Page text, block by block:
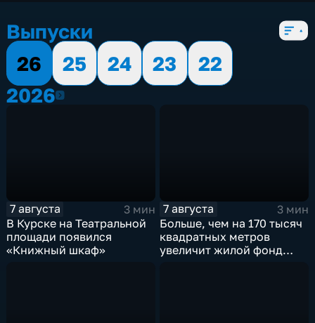
Выпуски
26
25 24 23
22
20262026
7 августа
3 мин
В Курске на Театральной
площади появился
«Книжный шкаф»
7 августа
3 мин
Больше, чем на 170 тысяч
квадратных метров
увеличит жилой фонд